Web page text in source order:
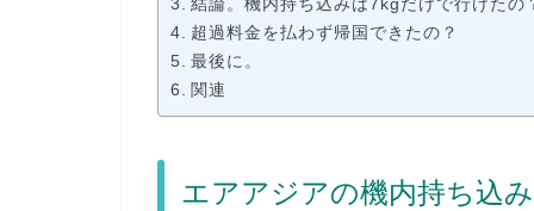
超過料金を払わず帰国できたの？
最後に。
関連
エアアジアの機内持ち込